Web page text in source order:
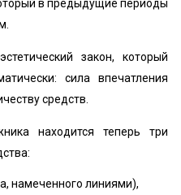
в предыдущие периоды
закон, который
сила впечатления
средств.
находится теперь три
намеченного линиями),